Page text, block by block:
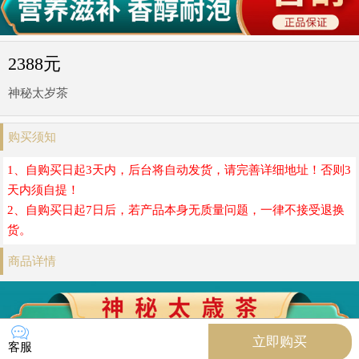
2388元
神秘太岁茶
购买须知
1、自购买日起3天内，后台将自动发货，请完善详细地址！否则3
天内须自提！
2、自购买日起7日后，若产品本身无质量问题，一律不接受退换
货。
商品详情
客服 立即购买